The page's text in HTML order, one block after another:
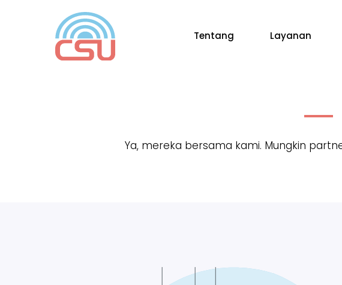
Tentang Layanan
Ya, mereka bersama kami. Mungkin